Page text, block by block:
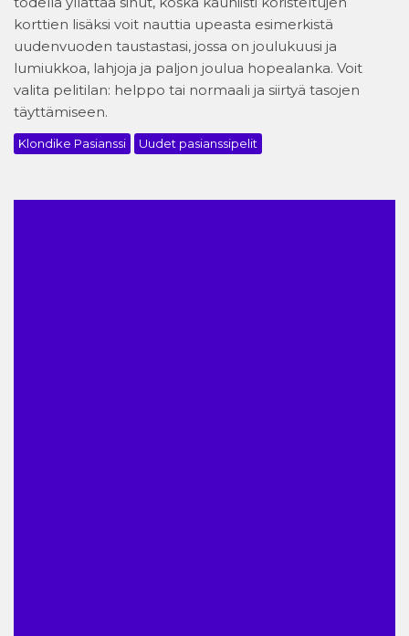
korttien lisäksi voit nauttia upeasta esimerkistä
uudenvuoden taustastasi, jossa on joulukuusi ja
lumiukkoa, lahjoja ja paljon joulua hopealanka. Voit
valita pelitilan: helppo tai normaali ja siirtyä tasojen
täyttämiseen.
Klondike Pasianssi Uudet pasianssipelit